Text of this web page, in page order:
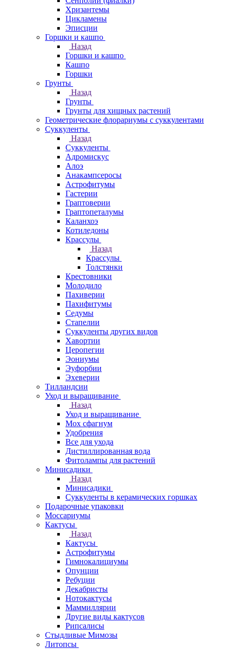
Хризантемы
Цикламены
Эписции
Горшки и кашпо
Назад
Горшки и кашпо
Кашпо
Горшки
Грунты
Назад
Грунты
Грунты для хищных растений
Геометрические флорариумы с суккулентами
Суккуленты
Назад
Суккуленты
Адромискус
Алоэ
Анакампсеросы
Астрофитумы
Гастерии
Граптоверии
Граптопеталумы
Каланхоэ
Котиледоны
Крассулы
Назад
Крассулы
Толстянки
Крестовники
Молодило
Пахиверии
Пахифитумы
Седумы
Стапелии
Суккуленты других видов
Хавортии
Церопегии
Эониумы
Эуфорбии
Эхеверии
Тилландсии
Уход и выращивание
Назад
Уход и выращивание
Мох сфагнум
Удобрения
Все для ухода
Дистиллированная вода
Фитолампы для растений
Минисадики
Назад
Минисадики
Суккуленты в керамических горшках
Подарочные упаковки
Моссариумы
Кактусы
Назад
Кактусы
Астрофитумы
Гимнокалициумы
Опунции
Ребуции
Декабристы
Нотокактусы
Маммиллярии
Другие виды кактусов
Рипсалисы
Стыдливые Мимозы
Литопсы